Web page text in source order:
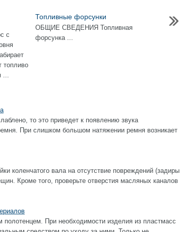
с
топливо
...
Топливные форсунки
ОБЩИЕ СВЕДЕНИЯ Топливная
форсунка ...
то это приведет к появлению звука
При слишком большом натяжении ремня возникает
коленчатого вала на отсутствие повреждений (задиры
Кроме того, проверьте отверстия масляных каналов
При необходимости изделия из пластмасс